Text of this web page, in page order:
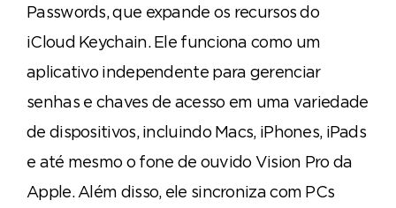
Passwords, que expande os recursos do
iCloud Keychain. Ele funciona como um
aplicativo independente para gerenciar
senhas e chaves de acesso em uma variedade
de dispositivos, incluindo Macs, iPhones, iPads
e até mesmo o fone de ouvido Vision Pro da
Apple. Além disso, ele sincroniza com PCs